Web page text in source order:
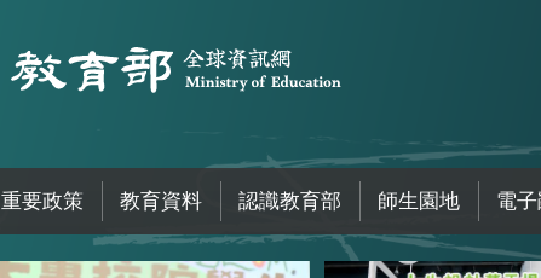
重要政策 教育資料 認識教育部 師生園地 電